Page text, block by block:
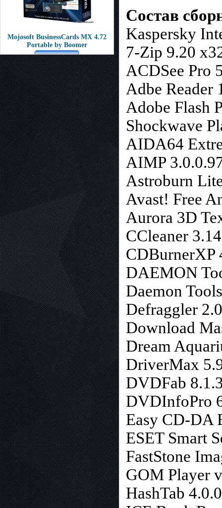
Mojosoft BusinessCards MX 4.72
Portable by Boomer
Состав
Kaspersky
7-Zip 9.20
ACDSee Pro
Adbe Reader
Adobe Flash
Shockwave
AIDA64
AIMP
Astroburn
Avast! Free
Aurora 3D
CCleaner
CDBurnerXP
DAEMON
Daemon
Defraggler
Download
Dream
DriverMax
DVDFab
DVDInfoPro
Easy CD-DA
ESET Smart
FastStone
GOM Player
HashTab